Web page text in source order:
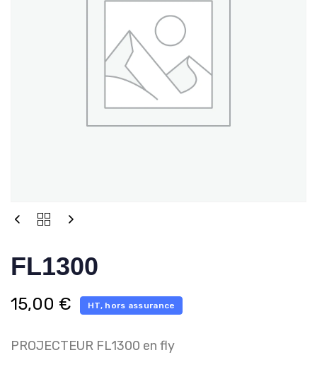
FL1300
15,00 € HT, hors assurance
PROJECTEUR FL1300 en fly